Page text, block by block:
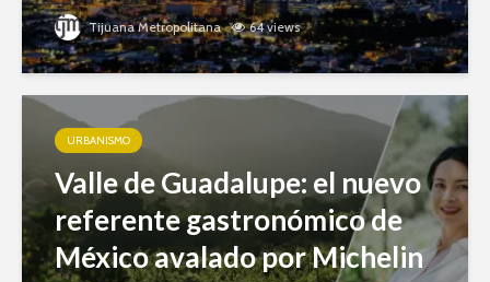
Tijuana Metropolitana 64 views
URBANISMO
Valle de Guadalupe: el nuevo
referente gastronómico de
México avalado por Michelin